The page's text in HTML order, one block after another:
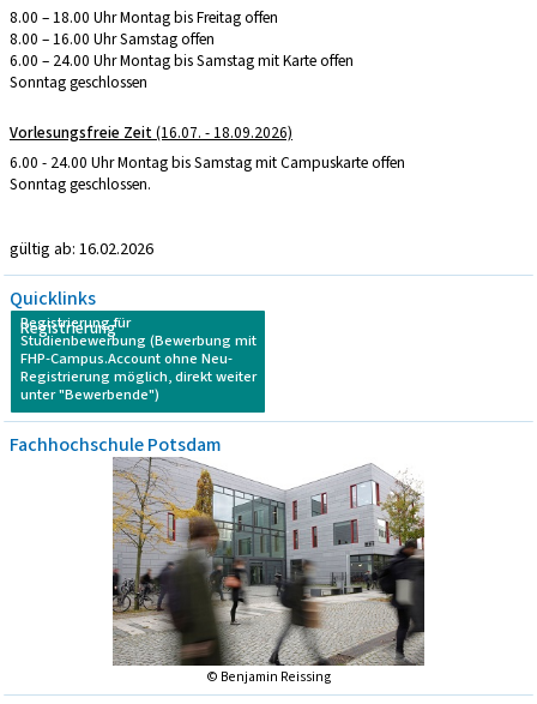
8.00 – 18.00 Uhr Montag bis Freitag offen
8.00 – 16.00 Uhr Samstag offen
6.00 – 24.00 Uhr Montag bis Samstag mit Karte offen
Sonntag geschlossen
Vorlesungsfreie Zeit (16.07. - 18.09.2026)
6.00 - 24.00 Uhr Montag bis Samstag mit Campuskarte offen
Sonntag geschlossen.
gültig ab: 16.02.2026
Quicklinks
Registrierung
Registrierung für
Studienbewerbung (Bewerbung mit
FHP-Campus.Account ohne Neu-
Registrierung möglich, direkt weiter
unter "Bewerbende")
Fachhochschule Potsdam
© Benjamin Reissing